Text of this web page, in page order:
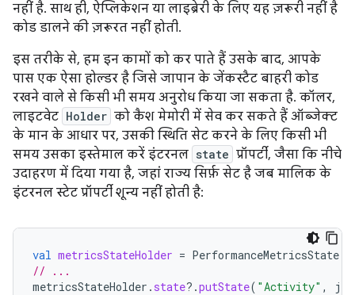
नहीं है. साथ ही, ऐप्लिकेशन या लाइब्रेरी के लिए यह ज़रूरी नहीं है
कोड डालने की ज़रूरत नहीं होती.
इस तरीके से, हम इन कामों को कर पाते हैं उसके बाद, आपके
पास एक ऐसा होल्डर है जिसे जापान के जेंकस्टैट बाहरी कोड
रखने वाले से किसी भी समय अनुरोध किया जा सकता है. कॉलर,
लाइटवेट Holder को कैश मेमोरी में सेव कर सकते हैं ऑब्जेक्ट
के मान के आधार पर, उसकी स्थिति सेट करने के लिए किसी भी
समय उसका इस्तेमाल करें इंटरनल state प्रॉपर्टी, जैसा कि नीचे
उदाहरण में दिया गया है, जहां राज्य सिर्फ़ सेट है जब मालिक के
इंटरनल स्टेट प्रॉपर्टी शून्य नहीं होती है:
val metricsStateHolder = PerformanceMetricsState
// ...
metricsStateHolder . state?.putState( "Activity" ,